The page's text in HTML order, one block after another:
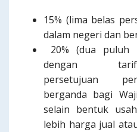
15% (lima belas
dalam negeri dan
20% (dua puluh
dengan
persetujuan
berganda bagi
selain bentuk
lebih harga jual